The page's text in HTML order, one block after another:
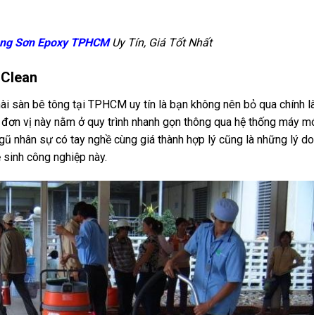
Sơn Epoxy TPHCMUy Tín, Giá Tốt Nhất
sàn bê tông tại TPHCM uy tín là bạn không nên bỏ qua chính
vị này nằm ở quy trình nhanh gọn thông qua hệ thống máy
nhân sự có tay nghề cùng giá thành hợp lý cũng là những lý do
công nghiệp này.